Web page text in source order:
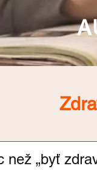
než „byť